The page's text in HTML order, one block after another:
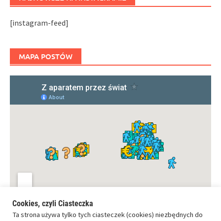
[instagram-feed]
MAPA POSTÓW
Cookies, czyli Ciasteczka
Ta strona używa tylko tych ciasteczek (cookies) niezbędnych do